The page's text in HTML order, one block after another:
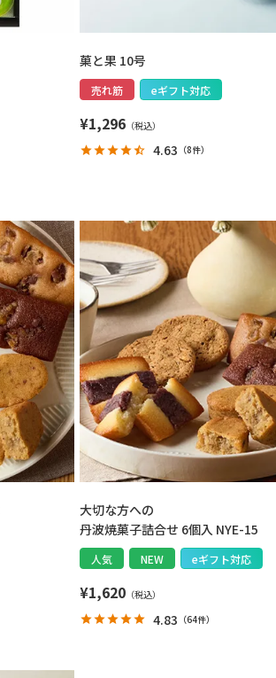
菓と果 10号
売れ筋 eギフト対応
¥1,296
4.63 （8件）
大切な方への
丹波焼菓子詰合せ 6個入 NYE-15
人気 NEW eギフト対応
¥1,620
4.83 （64件）